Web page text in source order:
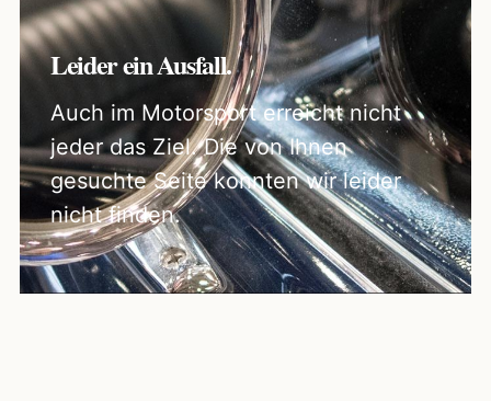
Leider ein Ausfall.
Auch im Motorsport erreicht nicht
jeder das Ziel. Die von Ihnen
gesuchte Seite konnten wir leider
nicht finden.